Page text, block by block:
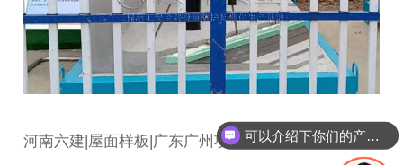
河南六建|屋面样板|广东广州项目 可以介绍下你们的产品么